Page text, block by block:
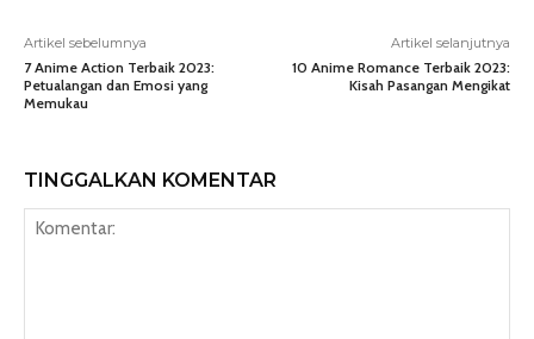
Artikel sebelumnya
7 Anime Action Terbaik 2023:
Petualangan dan Emosi yang
Memukau
Artikel selanjutnya
10 Anime Romance Terbaik 2023:
Kisah Pasangan Mengikat
TINGGALKAN KOMENTAR